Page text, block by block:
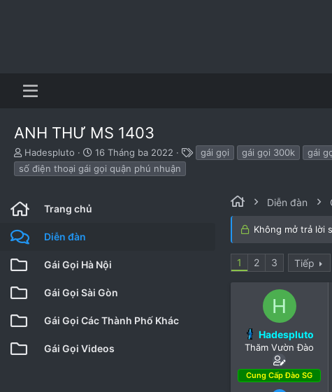
ANH THƯ MS 1403
B
ắ
t
ầ
u
Hadespluto
N
g
à
u
16 Tháng ba 2022
h
gái gọi gái gọi 300k gái
số điện thoại gái gọi quận phú nhuận
Trang chủ
Diễn đàn
Gái Gọi Hà Nội
Gái Gọi Sài Gòn
Gái Gọi Các Thành Phố Khác
Gái Gọi Videos
Diễn đàn
Không mở trả lời
1 2 3 Tiếp
H
Hadespluto
Thăm Vườn Đào
Cung Cấp Đào SG